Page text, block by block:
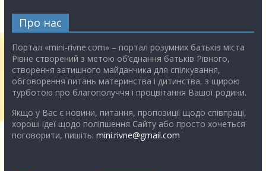
Про нас
Портал «mini-rivne.com» – портал розумних батьків міста
Рівне створений з метою об’єднання батьків Рівного,
створення затишного майданчика для спілкування,
обговорення питань материнства і дитинства, з щирою
турботою про благополуччя і процвітання Вашої родини.
Якщо у Вас є новини, питання, пропозиції щодо співпраці,
хороші ідеї щодо поліпшення Сайту або просто хочеться
поговорити, пишіть: mini.rivne@gmail.com